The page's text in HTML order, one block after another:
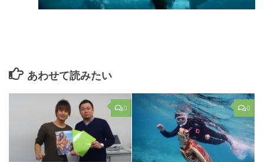
あわせて読みたい
0 0